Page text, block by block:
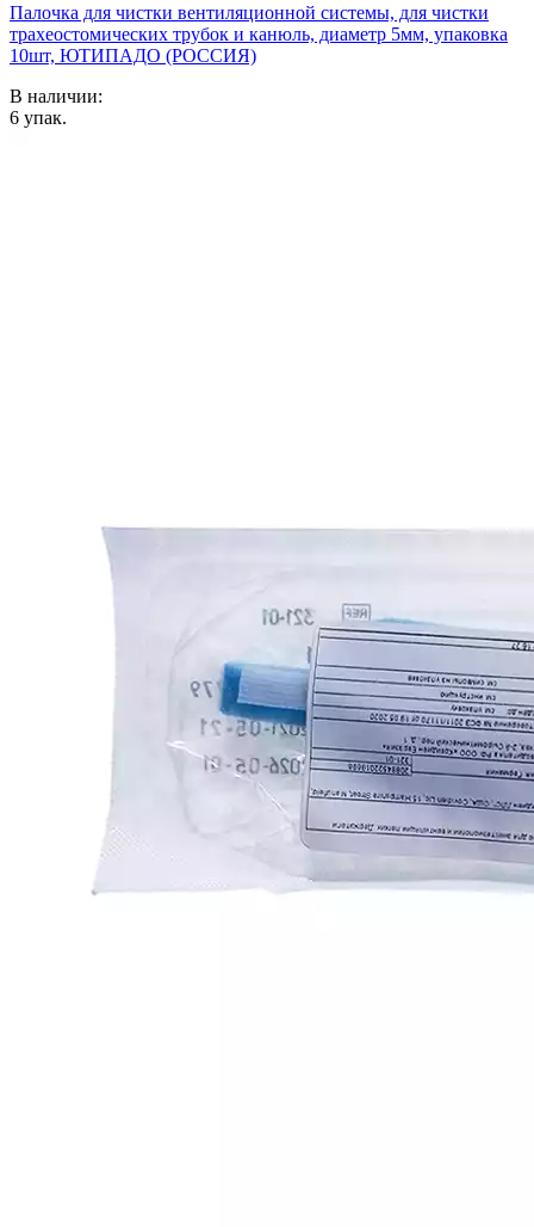
Палочка для чистки вентиляционной системы, для чистки
трахеостомических трубок и канюль, диаметр 5мм, упаковка
10шт, ЮТИПАДО (РОССИЯ)
В наличии:
6 упак.